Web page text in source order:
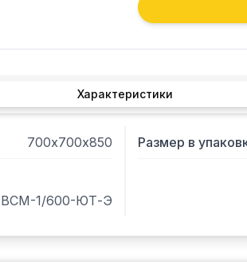
Характеристики
700х700х850 Размер в
ВСМ-1/600-ЮТ-Э